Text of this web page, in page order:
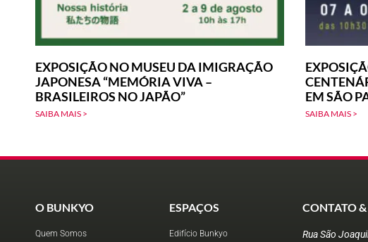
EXPOSIÇÃO NO MUSEU DA IMIGRAÇÃO
JAPONESA “MEMÓRIA VIVA –
BRASILEIROS NO JAPÃO”
SAIBA MAIS >
EM SÃO
SAIBA MAIS >
O BUNKYO
Quem Somos
ESPAÇOS
Edifício Bunkyo
CONTATO
Rua São